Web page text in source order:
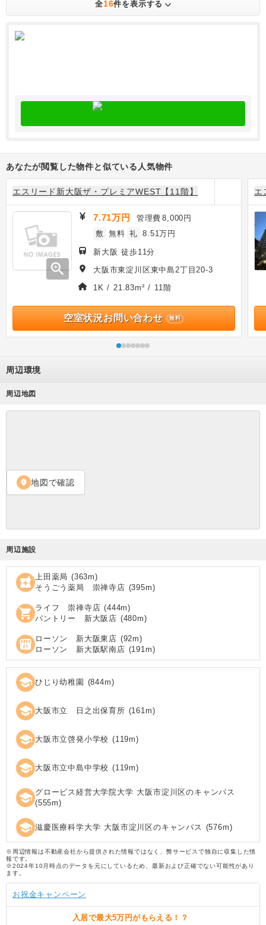
全16件を表示する
あなたが閲覧した物件と似ている人気物件
エスリード新大阪ザ・プレミアWEST【11階】
zoom_in
7.71万円 管理費 8,000円
敷 無料 礼 8.51万円
新大阪 徒歩11分
大阪市東淀川区東中島2丁目20-3
1K / 21.83m² / 11階
空室状況お問い合わせ 無料
エ
周辺環境
周辺地図
location_on 地図で確認
周辺施設
local_pharmacy 上田薬局 (363m)
そうごう薬局 崇禅寺店 (395m)
shopping_cart ライフ 崇禅寺店 (444m)
パントリー 新大阪店 (480m)
local_convenience_store ローソン 新大阪東店 (92m)
ローソン 新大阪駅南店 (191 m)
school ひじり幼稚園 (844m)
school 大阪市立 日之出保育所 (161 m)
school 大阪市立啓発小学校 (119m)
school 大阪市立中島中学校 (119m)
school グロービス経営大学院大学 大阪市淀川区のキャンパス
(555m)
school 滋慶医療科学大学 大阪市淀川区のキャンパス (576m)
※周辺情報は不動産会社から提供された情報ではなく、弊サービスで独自に収集した情
報です。
※2024年10月時点のデータを元にしているため、最新および正確でない可能性があり
ます。
お祝金キャンペーン
入居で最大5万円がもらえる！？